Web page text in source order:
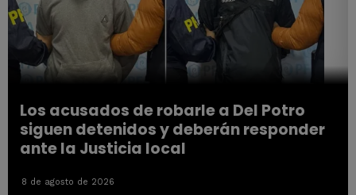
Los acusados de robarle a Del Potro
siguen detenidos y deberán responder
ante la Justicia local
8 de agosto de 2026